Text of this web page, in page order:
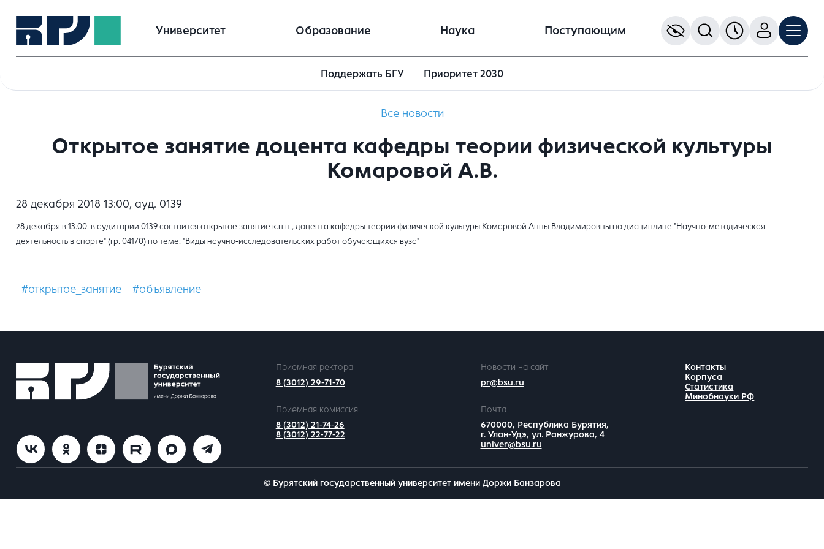
Университет Образование Наука Поступающим
Поддержать БГУ Приоритет 2030
Все новости
Открытое занятие доцента кафедры теории физической культуры
Комаровой А.В.
28 декабря 2018 13:00, ауд. 0139
28 декабря в 13.00. в аудитории 0139 состоится открытое занятие к.п.н., доцента кафедры теории физической культуры Комаровой Анны Владимировны по дисциплине "Научно-методическая
деятельность в спорте" (гр. 04170) по теме: "Виды научно-исследовательских работ обучающихся вуза"
#открытое_занятие #объявление
Приемная ректора
8 (3012) 29-71-70
Новости на сайт
pr@bsu.ru
Приемная комиссия
8 (3012) 21-74-26
8 (3012) 22-77-22
Почта
670000, Республика Бурятия,
г. Улан-Удэ, ул. Ранжурова, 4
univer@bsu.ru
Контакты
Корпуса
Статистика
Минобнауки РФ
© Бурятский государственный университет имени Доржи Банзарова